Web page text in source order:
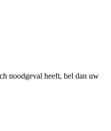
noodgeval heeft, bel dan uw